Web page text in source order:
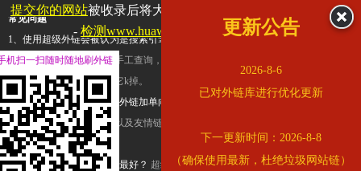
常见问题
1、使用超级外链会被认为是搜索引擎优化作弊吗？ 超级外链只是一个简便而集成
查询工具，模拟的是正常手工查询，不是作弊。如果是作弊，那您可以使用超级外
推广竞争对手的网址，让它k掉。
2、网站优化单纯依靠超级外链加单向链接可行吗？
链，需要结合普通的外链以及友情链接，您可以到站长论坛发布外链，到友情链接
台交换友情链接。
3、如何使用超级外链效果最好？ 超级外链不同于普通的外链，它是动态的链接，
提交你的网站被收录后将大幅提升流量和外链，
查看展示页面
- 检测www.huaweicloud.com是否收录
更新公告
2026-8-6
已对外链库进行优化更新
下一更新时间：2026-8-8
（确保使用最新，杜绝垃圾网站链）
机扫一扫随时随地刷外链